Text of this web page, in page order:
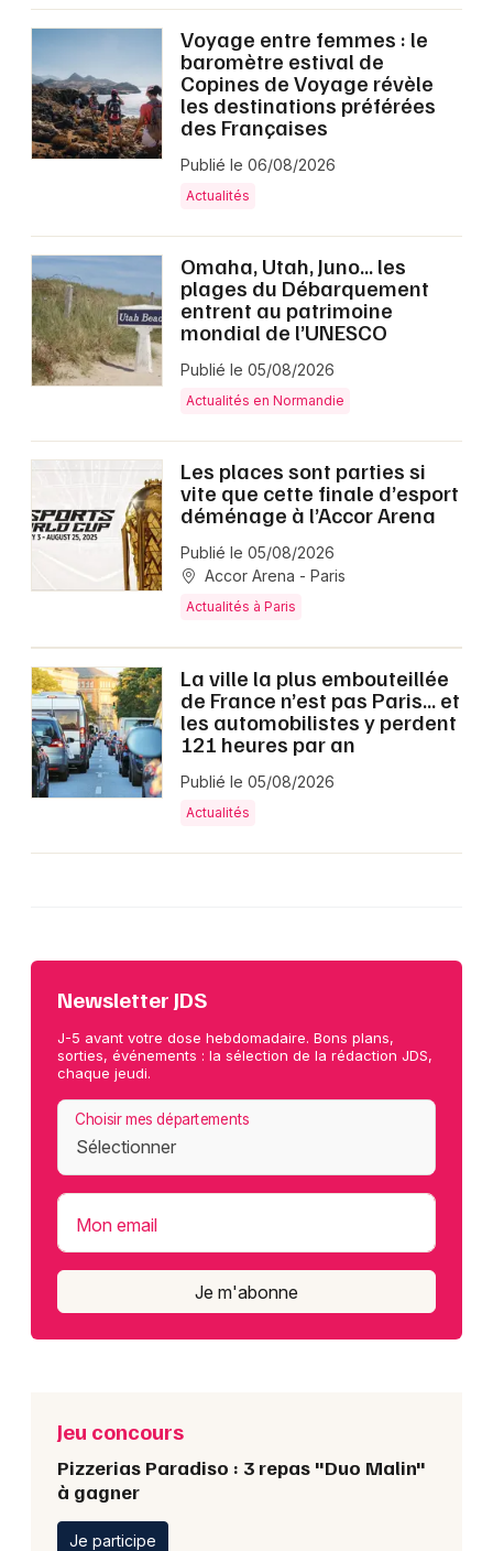
Voyage entre femmes : le
baromètre estival de
Copines de Voyage révèle
les destinations préférées
des Françaises
Publié le 06/08/2026
Actualités
Omaha, Utah, Juno… les
plages du Débarquement
entrent au patrimoine
mondial de l’UNESCO
Publié le 05/08/2026
Actualités en Normandie
Les places sont parties si
vite que cette finale d’esport
déménage à l’Accor Arena
Publié le 05/08/2026
Accor Arena - Paris
Actualités à Paris
La ville la plus embouteillée
de France n’est pas Paris… et
les automobilistes y perdent
121 heures par an
Publié le 05/08/2026
Actualités
Newsletter JDS
J-5 avant votre dose hebdomadaire. Bons plans,
sorties, événements : la sélection de la rédaction JDS,
chaque jeudi.
Choisir mes départements
Mon email
Je m'abonne
Jeu concours
Pizzerias Paradiso : 3 repas "Duo Malin"
à gagner
Je participe